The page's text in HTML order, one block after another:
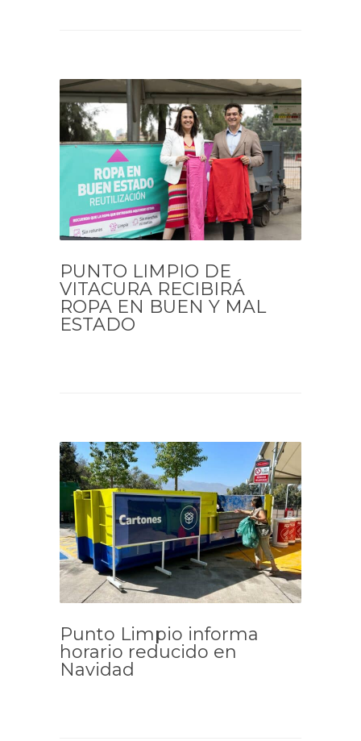
PUNTO LIMPIO DE
VITACURA RECIBIRÁ
ROPA EN BUEN Y MAL
ESTADO
Punto Limpio informa
horario reducido en
Navidad